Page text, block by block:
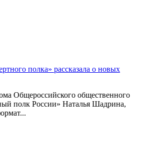
полка» рассказала о новых
Общероссийского общественного
полк России» Наталья Шадрина,